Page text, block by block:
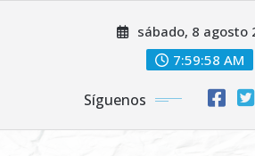
sábado, 8 agosto
7:59:59 AM
Síguenos